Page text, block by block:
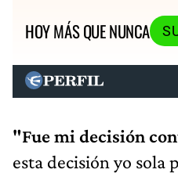
HOY MÁS QUE NUNCA
"Fue mi decisión
esta decisión yo sola